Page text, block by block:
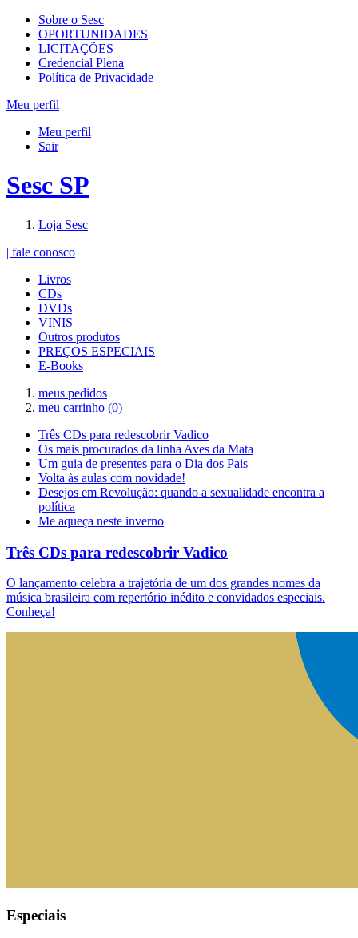
Sobre o Sesc
OPORTUNIDADES
LICITAÇÕES
Credencial Plena
Política de Privacidade
Meu perfil
Meu perfil
Sair
Sesc SP
Loja Sesc
| fale conosco
Livros
CDs
DVDs
VINIS
Outros produtos
PREÇOS ESPECIAIS
E-Books
meus pedidos
meu carrinho (0)
Três CDs para redescobrir Vadico
Os mais procurados da linha Aves da Mata
Um guia de presentes para o Dia dos Pais
Volta às aulas com novidade!
Desejos em Revolução: quando a sexualidade encontra a
política
Me aqueça neste inverno
Três CDs para redescobrir Vadico
O lançamento celebra a trajetória de um dos grandes nomes da
música brasileira com repertório inédito e convidados especiais.
Conheça!
Especiais